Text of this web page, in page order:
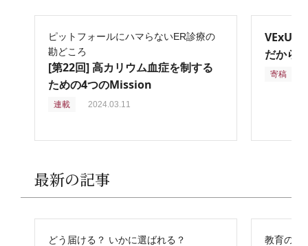
ピットフォールにハマらないER診療の
勘どころ
[第22回] 高カリウム血症を制する
ための4つのMission
連載 2024.03.11
VExUS
だから
寄稿
最新の記事
どう届ける？ いかに選ばれる？ 教育の再